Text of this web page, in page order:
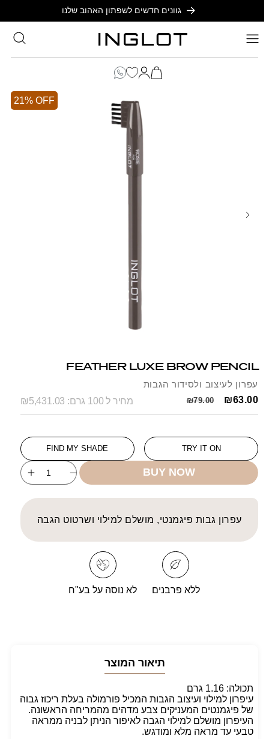
CONTENTגוונים חדשים לשפתון האהוב שלנו
כניסה
הקניות
21% OFF
in
FEATHER LUXE BROW PENCIL
עפרון לעיצוב ולסידור הגבות
Regular
₪79.00
Sale
₪63.00 מחיר ל 100 גרם: ₪5,431.03
SKU: FIND MY SHADE TRY IT ON
Decrease
FEATHER
BROW
for
LUXE
BROW
BUY NOW
עפרון גבות פיגמנטי, מושלם למילוי ושרטוט הגבה
לא נוסה על בע"ח ללא פרבנים
תיאור המוצר
תכולה: 1.16 גרם
עיפרון למילוי ועיצוב הגבות המכיל פורמולה בעלת ריכוז גבוה
של פיגמנטים המעניקים צבע מדהים מהמריחה הראשונה.
העיפרון מושלם למילוי הגבה לאיפור הניתן לבניה ממראה
טבעי עד מראה מלא ומודגש.